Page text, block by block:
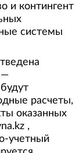
и контингент
системы
—
расчеты,
оказанных
,
учетный